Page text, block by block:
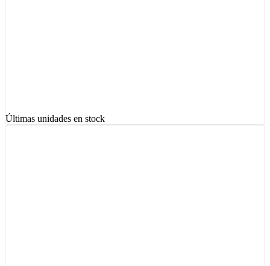
Últimas unidades en stock